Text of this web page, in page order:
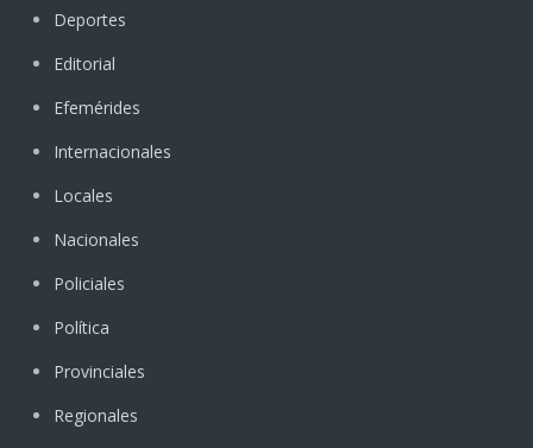
Deportes
Editorial
Efemérides
Internacionales
Locales
Nacionales
Policiales
Política
Provinciales
Regionales